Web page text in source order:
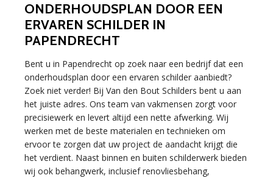
ONDERHOUDSPLAN DOOR EEN
ERVAREN SCHILDER IN
PAPENDRECHT
Bent u in Papendrecht op zoek naar een bedrijf dat een
onderhoudsplan door een ervaren schilder aanbiedt?
Zoek niet verder! Bij Van den Bout Schilders bent u aan
het juiste adres. Ons team van vakmensen zorgt voor
precisiewerk en levert altijd een nette afwerking. Wij
werken met de beste materialen en technieken om
ervoor te zorgen dat uw project de aandacht krijgt die
het verdient. Naast binnen en buiten schilderwerk bieden
wij ook behangwerk, inclusief renovliesbehang,